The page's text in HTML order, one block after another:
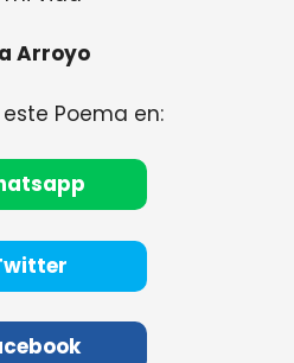
Arroyo
Poema en: